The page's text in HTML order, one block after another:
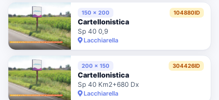
150 x 200 104880ID
Cartellonistica
Sp 40 0,9
Lacchiarella
200 x 150 304426ID
Cartellonistica
Sp 40 Km2+680 Dx
Lacchiarella